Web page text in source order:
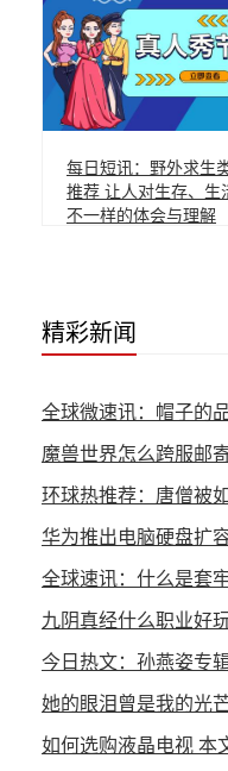
每日短讯：野外求生
推荐 让人对生存、生
不一样的体会与理解
精彩新闻
全球微速讯：帽子的
魔兽世界怎么跨服邮
环球热推荐：唐僧被
华为推出电脑硬盘扩
全球速讯：什么是套
九阴真经什么职业好
今日热文：孙燕姿专
她的眼泪曾是我的光
如何选购液晶电视 本